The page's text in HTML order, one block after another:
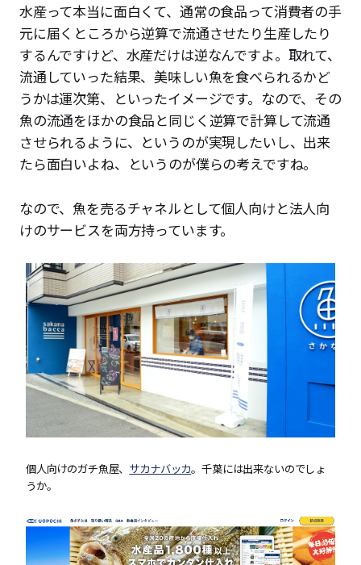
水産って本当に面白くて、通常の食品って消費者の手
元に届くところから逆算で流通させたり生産したり
するんですけど、水産だけは逆なんですよ。取れて、
流通していった結果、美味しい魚を食べられるかど
うかは運次第、といったイメージです。なので、その
魚の流通をほかの食品と同じく逆算で計算して流通
させられるように、というのが実現したいし、出来
たら面白いよね、というのが僕らの考えですね。
なので、魚を売るチャネルとして個人向けと法人向
けのサービスを両方持っています。
個人向けのガチ魚屋、 サカナバッカ。千葉には出来ないのでしょ
うか。